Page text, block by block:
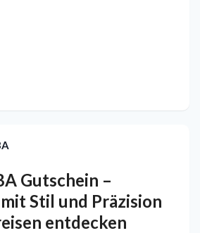
Gutschein –
Stil und Präzision
entdecken